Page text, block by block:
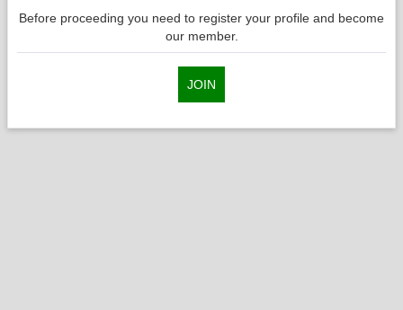
Before proceeding you need to register your profile and become
our member.
JOIN